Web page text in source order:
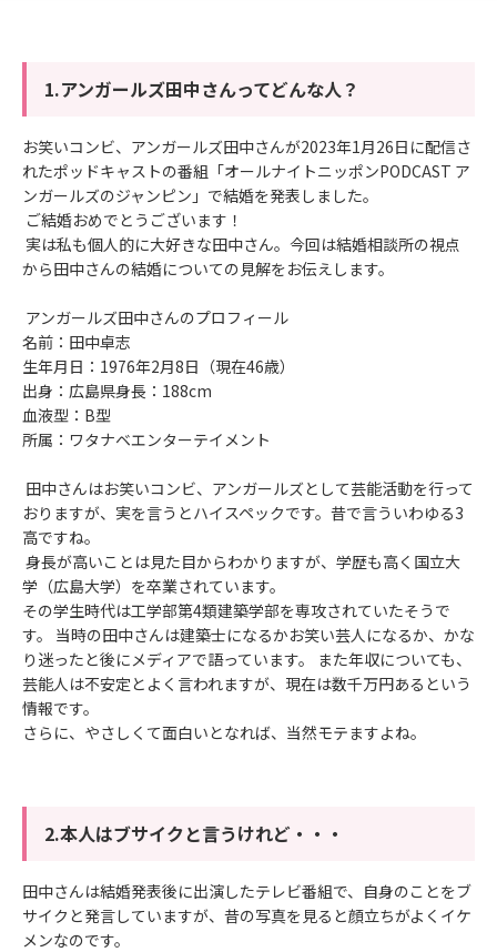
1.アンガールズ田中さんってどんな人？
お笑いコンビ、アンガールズ田中さんが2023年1月26日に配信さ
れたポッドキャストの番組「オールナイトニッポンPODCAST ア
ンガールズのジャンピン」で結婚を発表しました。
ご結婚おめでとうございます！
実は私も個人的に大好きな田中さん。今回は結婚相談所の視点
から田中さんの結婚についての見解をお伝えします。
アンガールズ田中さんのプロフィール
名前：田中卓志
生年月日：1976年2月8日（現在46歳）
出身：広島県身長：188cm
血液型：B型
所属：ワタナベエンターテイメント
田中さんはお笑いコンビ、アンガールズとして芸能活動を行って
おりますが、実を言うとハイスペックです。昔で言ういわゆる3
高ですね。
身長が高いことは見た目からわかりますが、学歴も高く国立大
学（広島大学）を卒業されています。
その学生時代は工学部第4類建築学部を専攻されていたそうで
す。 当時の田中さんは建築士になるかお笑い芸人になるか、かな
り迷ったと後にメディアで語っています。 また年収についても、
芸能人は不安定とよく言われますが、現在は数千万円あるという
情報です。
さらに、やさしくて面白いとなれば、当然モテますよね。
2.本人はブサイクと言うけれど・・・
田中さんは結婚発表後に出演したテレビ番組で、自身のことをブ
サイクと発言していますが、昔の写真を見ると顔立ちがよくイケ
メンなのです。